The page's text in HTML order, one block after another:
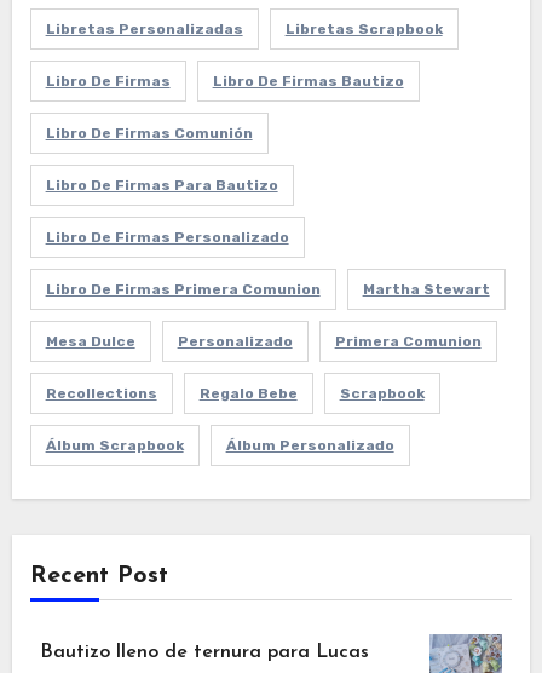
Libretas Personalizadas Libretas Scrapbook
Libro De Firmas Libro De Firmas Bautizo
Libro De Firmas Comunión
Libro De Firmas Para Bautizo
Libro De Firmas Personalizado
Libro De Firmas Primera Comunion Martha Stewart
Mesa Dulce Personalizado Primera Comunion
Recollections Regalo Bebe Scrapbook
Álbum Scrapbook Álbum Personalizado
Recent Post
Bautizo lleno de ternura para Lucas